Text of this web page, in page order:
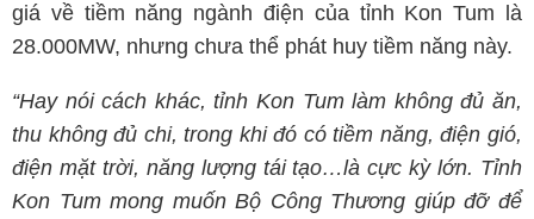
giá về tiềm năng ngành điện của tỉnh Kon Tum là
28.000MW, nhưng chưa thể phát huy tiềm năng này.
“Hay nói cách khác, tỉnh Kon Tum làm không đủ ăn,
thu không đủ chi, trong khi đó có tiềm năng, điện gió,
điện mặt trời, năng lượng tái tạo…là cực kỳ lớn. Tỉnh
Kon Tum mong muốn Bộ Công Thương giúp đỡ để